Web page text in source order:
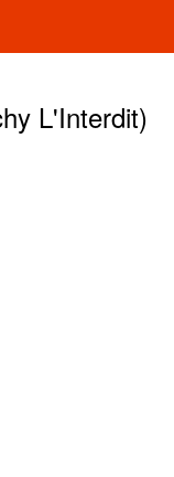
L'Interdit)